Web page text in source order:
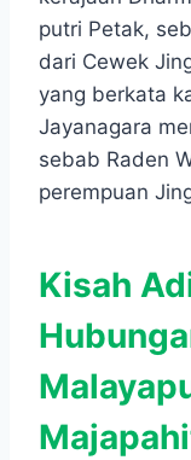
putri Petak,
dari Cewek
yang berkata
Jayanagara
sebab Raden
perempuan
Kisah